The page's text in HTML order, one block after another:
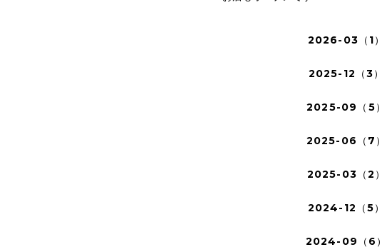
2026-03（1）
2025-12（3）
2025-09（5）
2025-06（7）
2025-03（2）
2024-12（5）
2024-09（6）